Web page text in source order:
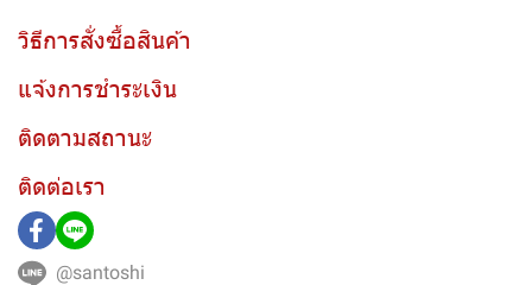
วิธีการสั่งซื้อสินค้า
แจ้งการชำระเงิน
ติดตามสถานะ
ติดต่อเรา
@santoshi